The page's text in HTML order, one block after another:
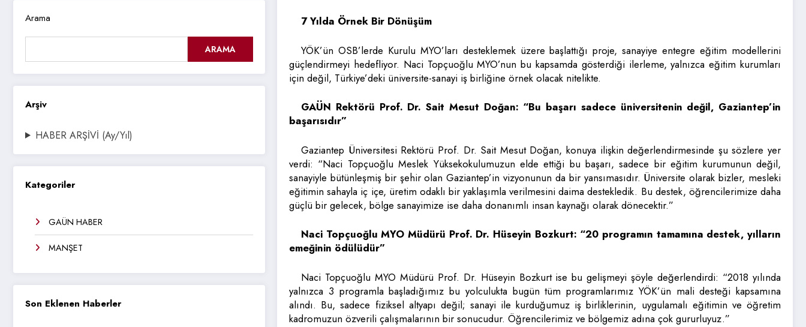
Arama
ARAMA
Arşiv
HABER ARŞİVİ (Ay/Yıl)
Kategoriler
GAÜN HABER
MANŞET
Son Eklenen Haberler
7 Yılda Örnek Bir Dönüşüm
YÖK’ün OSB’lerde Kurulu MYO’ları desteklemek üzere başlattığı proje, sanayiye entegre eğitim modellerini
güçlendirmeyi hedefliyor. Naci Topçuoğlu MYO’nun bu kapsamda gösterdiği ilerleme, yalnızca eğitim kurumları
için değil, Türkiye’deki üniversite-sanayi iş birliğine örnek olacak nitelikte.
GAÜN Rektörü Prof. Dr. Sait Mesut Doğan: “Bu başarı sadece üniversitenin değil, Gaziantep’in
başarısıdır”
Gaziantep Üniversitesi Rektörü Prof. Dr. Sait Mesut Doğan, konuya ilişkin değerlendirmesinde şu sözlere yer
verdi: “Naci Topçuoğlu Meslek Yüksekokulumuzun elde ettiği bu başarı, sadece bir eğitim kurumunun değil,
sanayiyle bütünleşmiş bir şehir olan Gaziantep’in vizyonunun da bir yansımasıdır. Üniversite olarak bizler, mesleki
eğitimin sahayla iç içe, üretim odaklı bir yaklaşımla verilmesini daima destekledik. Bu destek, öğrencilerimize daha
güçlü bir gelecek, bölge sanayimize ise daha donanımlı insan kaynağı olarak dönecektir.”
Naci Topçuoğlu MYO Müdürü Prof. Dr. Hüseyin Bozkurt: “20 programın tamamına destek, yılların
emeğinin ödülüdür”
Naci Topçuoğlu MYO Müdürü Prof. Dr. Hüseyin Bozkurt ise bu gelişmeyi şöyle değerlendirdi: “2018 yılında
yalnızca 3 programla başladığımız bu yolculukta bugün tüm programlarımız YÖK’ün mali desteği kapsamına
alındı. Bu, sadece fiziksel altyapı değil; sanayi ile kurduğumuz iş birliklerinin, uygulamalı eğitimin ve öğretim
kadromuzun özverili çalışmalarının bir sonucudur. Öğrencilerimiz ve bölgemiz adına çok gururluyuz.”